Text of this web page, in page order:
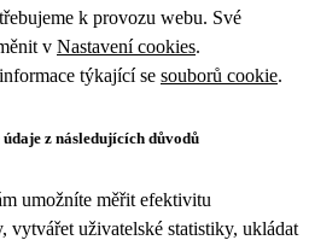
k provozu webu. Své
v Nastavení cookies.
týkající se souborů cookie.
z následujících důvodů
umožníte měřit efektivitu
vytvářet uživatelské statistiky, ukládat